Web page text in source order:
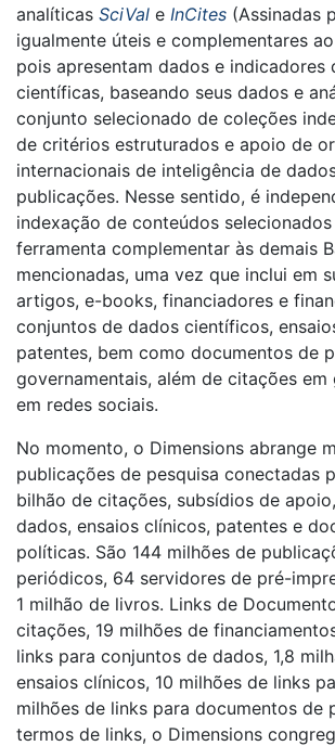
analíticas SciVal e InCites (Assinadas
igualmente úteis e complementares ao
pois apresentam dados e indicadores
científicas, baseando seus dados e
conjunto selecionado de coleções
de critérios estruturados e apoio de
internacionais de inteligência de
publicações. Nesse sentido, é
indexação de conteúdos
ferramenta complementar às demais
mencionadas, uma vez que inclui em
artigos, e-books, financiadores e
conjuntos de dados científicos,
patentes, bem como documentos de
governamentais, além de citações em
em redes sociais.
No momento, o Dimensions abrange
publicações de pesquisa conectadas
bilhão de citações, subsídios de
dados, ensaios clínicos, patentes e
políticas. São 144 milhões de
periódicos, 64 servidores de pré-
1 milhão de livros. Links de
citações, 19 milhões de
links para conjuntos de dados, 1,8
ensaios clínicos, 10 milhões de links
milhões de links para documentos de
termos de links, o Dimensions